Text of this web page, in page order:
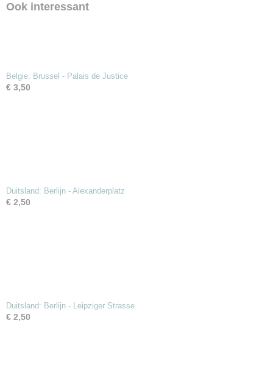
Ook interessant
Belgie: Brussel - Palais de Justice
€ 3,50
Duitsland: Berlijn - Alexanderplatz
€ 2,50
Duitsland: Berlijn - Leipziger Strasse
€ 2,50